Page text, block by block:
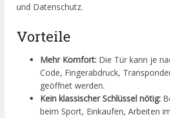
und Datenschutz.
Vorteile
Mehr Komfort: Die Tür kann je
Code, Fingerabdruck,
geöffnet werden.
Kein klassischer Schlüssel nötig:
beim Sport, Einkaufen, Arbeiten